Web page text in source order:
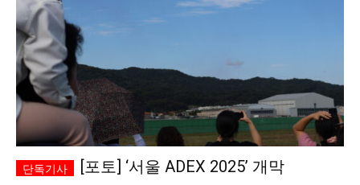
[포토] ‘서울 ADEX 2025’ 개막